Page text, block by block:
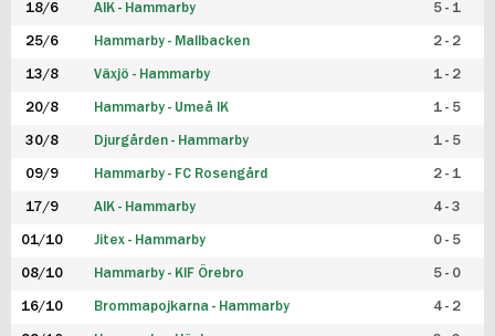
18/6 AIK - Hammarby 5 - 1
25/6 Hammarby - Mallbacken 2 - 2
13/8 Växjö - Hammarby 1 - 2
20/8 Hammarby - Umeå IK 1 - 5
30/8 Djurgården - Hammarby 1 - 5
09/9 Hammarby - FC Rosengård 2 - 1
17/9 AIK - Hammarby 4 - 3
01/10 Jitex - Hammarby 0 - 5
08/10 Hammarby - KIF Örebro 5 - 0
16/10 Brommapojkarna - Hammarby 4 - 2